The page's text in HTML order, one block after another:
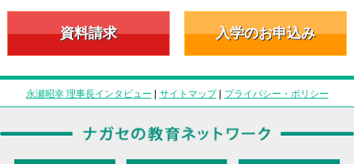
資料請求 入学のお申込み
永瀬昭幸 理事長インタビュー | サイトマップ| プライバシー・ポリシー